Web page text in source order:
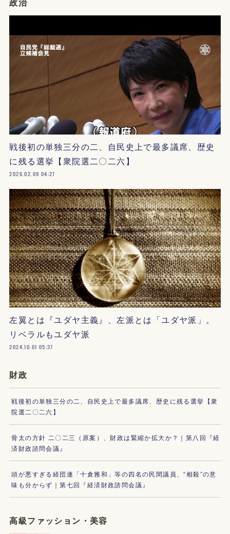
戦後初の単独三分の二、自民史上で最多議席、歴史
に残る選挙【衆院選二〇二六】
2026.02.09 04:27
左翼とは『ユダヤ主義』、左派とは「ユダヤ派」。
リベラルもユダヤ派
2024.10.01 05:37
財政
戦後初の単独三分の二、自民史上で最多議席、歴史に残る選挙【衆
院選二〇二六】
骨太の方針 二〇二三（原案）、財政は緊縮か拡大か？｜第八回『経
済財政諮問会議』
頭が悪すぎる経団連「十倉雅和」等の四名の民間議員、“相殺”の意
味も分からず｜第七回『経済財政諮問会議』
高級ファッション・美容